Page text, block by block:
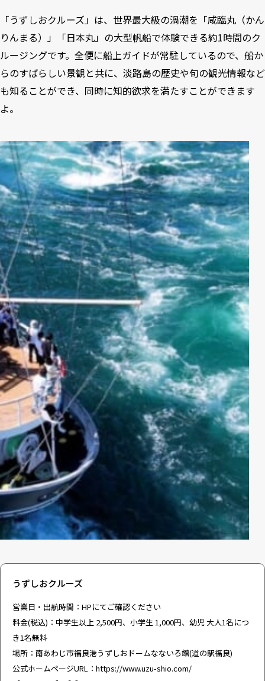
「うずしおクルーズ」は、世界最大級の渦潮を「咸臨丸（かん
りんまる）」「日本丸」の大型帆船で体験できる約1時間のク
ルージングです。全便に船上ガイドが常駐しているので、船か
らのすばらしい景観と共に、淡路島の歴史や旬の観光情報など
も知ることができ、同時に知的欲求を満たすことができます
よ。
うずしおクルーズ
営業日・出航時間： HPにてご確認ください
料金(税込)：中学生以上 2,500円、小学生 1,000円、幼児 大人1名につ
き1名無料
場所：南あわじ市福良港うずしおドームなないろ館(道の駅福良)
公式ホームページURL： https://www.uzu-shio.com/